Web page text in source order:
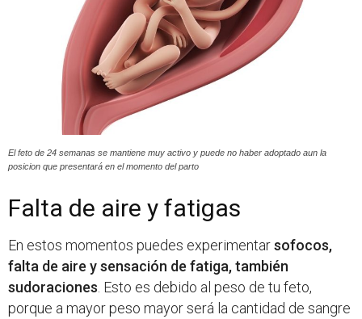
El feto de 24 semanas se mantiene muy activo y puede no haber adoptado aun la
posicion que presentará en el momento del parto
Falta de aire y fatigas
En estos momentos puedes experimentarsofocos,
falta de aire y sensación de fatiga, también
sudoraciones . Esto es debido al peso de tu feto,
porque a mayor peso mayor será la cantidad de sangre